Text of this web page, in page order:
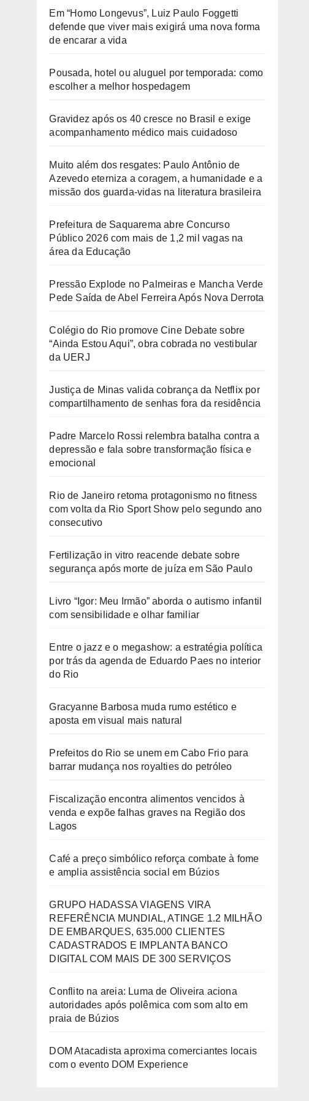
Em “Homo Longevus”, Luiz Paulo Foggetti
defende que viver mais exigirá uma nova forma
de encarar a vida
Pousada, hotel ou aluguel por temporada: como
escolher a melhor hospedagem
Gravidez após os 40 cresce no Brasil e exige
acompanhamento médico mais cuidadoso
Muito além dos resgates: Paulo Antônio de
Azevedo eterniza a coragem, a humanidade e a
missão dos guarda-vidas na literatura brasileira
Prefeitura de Saquarema abre Concurso
Público 2026 com mais de 1,2 mil vagas na
área da Educação
Pressão Explode no Palmeiras e Mancha Verde
Pede Saída de Abel Ferreira Após Nova Derrota
Colégio do Rio promove Cine Debate sobre
“Ainda Estou Aqui”, obra cobrada no vestibular
da UERJ
Justiça de Minas valida cobrança da Netflix por
compartilhamento de senhas fora da residência
Padre Marcelo Rossi relembra batalha contra a
depressão e fala sobre transformação física e
emocional
Rio de Janeiro retoma protagonismo no fitness
com volta da Rio Sport Show pelo segundo ano
consecutivo
Fertilização in vitro reacende debate sobre
segurança após morte de juíza em São Paulo
Livro “Igor: Meu Irmão” aborda o autismo infantil
com sensibilidade e olhar familiar
Entre o jazz e o megashow: a estratégia política
por trás da agenda de Eduardo Paes no interior
do Rio
Gracyanne Barbosa muda rumo estético e
aposta em visual mais natural
Prefeitos do Rio se unem em Cabo Frio para
barrar mudança nos royalties do petróleo
Fiscalização encontra alimentos vencidos à
venda e expõe falhas graves na Região dos
Lagos
Café a preço simbólico reforça combate à fome
e amplia assistência social em Búzios
GRUPO HADASSA VIAGENS VIRA
REFERÊNCIA MUNDIAL, ATINGE 1.2 MILHÃO
DE EMBARQUES, 635.000 CLIENTES
CADASTRADOS E IMPLANTA BANCO
DIGITAL COM MAIS DE 300 SERVIÇOS
Conflito na areia: Luma de Oliveira aciona
autoridades após polêmica com som alto em
praia de Búzios
DOM Atacadista aproxima comerciantes locais
com o evento DOM Experience